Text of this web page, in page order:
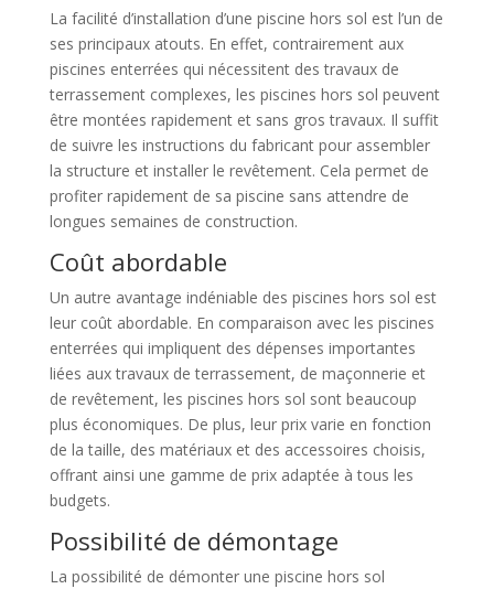
La facilité d’installation d’une piscine hors sol est l’un de
ses principaux atouts. En effet, contrairement aux
piscines enterrées qui nécessitent des travaux de
terrassement complexes, les piscines hors sol peuvent
être montées rapidement et sans gros travaux. Il suffit
de suivre les instructions du fabricant pour assembler
la structure et installer le revêtement. Cela permet de
profiter rapidement de sa piscine sans attendre de
longues semaines de construction.
Coût abordable
Un autre avantage indéniable des piscines hors sol est
leur coût abordable. En comparaison avec les piscines
enterrées qui impliquent des dépenses importantes
liées aux travaux de terrassement, de maçonnerie et
de revêtement, les piscines hors sol sont beaucoup
plus économiques. De plus, leur prix varie en fonction
de la taille, des matériaux et des accessoires choisis,
offrant ainsi une gamme de prix adaptée à tous les
budgets.
Possibilité de démontage
La possibilité de démonter une piscine hors sol